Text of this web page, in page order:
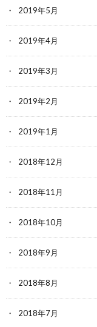
2019年5月
2019年4月
2019年3月
2019年2月
2019年1月
2018年12月
2018年11月
2018年10月
2018年9月
2018年8月
2018年7月